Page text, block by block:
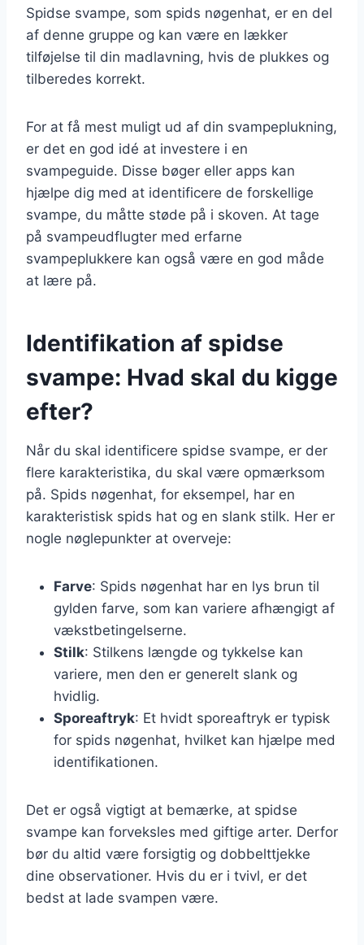
Spidse svampe, som spids nøgenhat, er en del
af denne gruppe og kan være en lækker
tilføjelse til din madlavning, hvis de plukkes og
tilberedes korrekt.
For at få mest muligt ud af din svampeplukning,
er det en god idé at investere i en
svampeguide. Disse bøger eller apps kan
hjælpe dig med at identificere de forskellige
svampe, du måtte støde på i skoven. At tage
på svampeudflugter med erfarne
svampeplukkere kan også være en god måde
at lære på.
Identifikation af spidse
svampe: Hvad skal du kigge
efter?
Når du skal identificere spidse svampe, er der
flere karakteristika, du skal være opmærksom
på. Spids nøgenhat, for eksempel, har en
karakteristisk spids hat og en slank stilk. Her er
nogle nøglepunkter at overveje:
Farve: Spids nøgenhat har en lys brun til
gylden farve, som kan variere afhængigt af
vækstbetingelserne.
Stilk: Stilkens længde og tykkelse kan
variere, men den er generelt slank og
hvidlig.
Sporeaftryk: Et hvidt sporeaftryk er typisk
for spids nøgenhat, hvilket kan hjælpe med
identifikationen.
Det er også vigtigt at bemærke, at spidse
svampe kan forveksles med giftige arter. Derfor
bør du altid være forsigtig og dobbelttjekke
dine observationer. Hvis du er i tvivl, er det
bedst at lade svampen være.